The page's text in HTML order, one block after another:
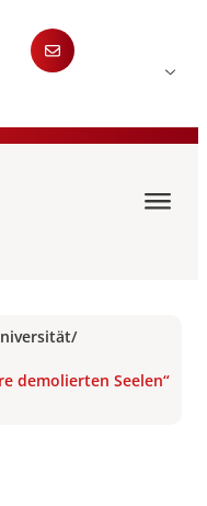
/
demolierten Seelen“